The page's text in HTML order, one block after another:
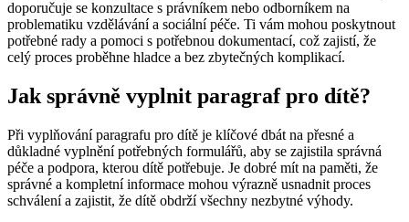
doporučuje se konzultace s právníkem nebo odborníkem na
problematiku vzdělávání a sociální péče. Ti vám mohou poskytnout
potřebné rady a pomoci s potřebnou dokumentací, což zajistí, že
celý proces proběhne hladce a bez zbytečných komplikací.
Jak správně vyplnit paragraf pro dítě?
Při vyplňování paragrafu pro dítě je klíčové dbát na přesné a
důkladné vyplnění potřebných formulářů, aby se zajistila správná
péče a podpora, kterou dítě potřebuje. Je dobré mít na paměti, že
správné a kompletní informace mohou výrazně usnadnit proces
schválení a zajistit, že dítě obdrží všechny nezbytné výhody.